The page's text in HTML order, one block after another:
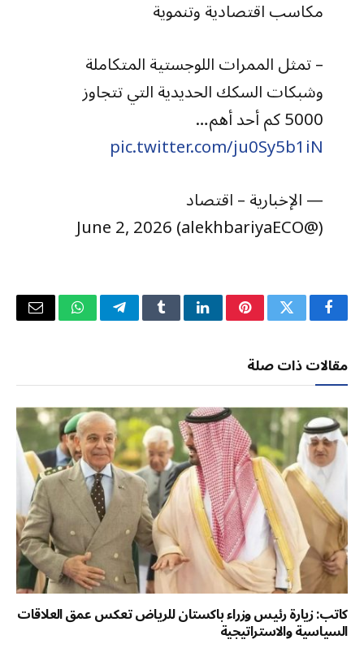
مكاسب اقتصادية وتنموية
– تمثل الممرات اللوجستية المتكاملة
وشبكات السكك الحديدية التي تتجاوز
5000 كم أحد أهم…
pic.twitter.com/ju0Sy5b1iN
— الإخبارية – اقتصاد
(@alekhbariyaECO) June 2, 2026
فيسبوكتويتر بينتيريستلينكدإنTumblrتيلقرامواتسابالبريد
مقالات ذات صلة
كاتب: زيارة رئيس وزراء باكستان للرياض تعكس عمق العلاقات
السياسية والاستراتيجية